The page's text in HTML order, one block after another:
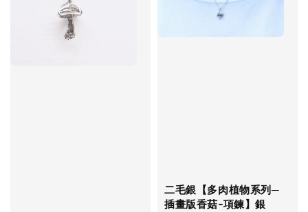
二毛銀【多肉植物系列─
插畫版香菇-項鍊】銀